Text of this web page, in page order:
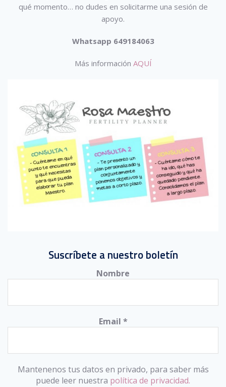
qué momento… no dudes en solicitarme una sesión de
apoyo.
Whatsapp 649184063
Más información AQUÍ
Suscríbete a nuestro boletín
Nombre
Email *
Mantenenos tus datos en privado, para saber más
puede leer nuestra política de privacidad.